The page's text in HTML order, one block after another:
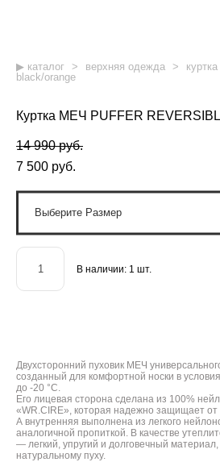
▶︎ каталог > верхняя одежда >
black/orange
Куртка МЕЧ PUFFER
14 990 pуб.
7 500 pуб.
Выберите Размер
В наличии: 1 шт.
Двухсторонний пуховик МЕЧ
созданный для комфортной носки в
до -20 °С.
Его лицевая сторона сделана из 100%
«WR.CIRE», которая надежно защищает от
А внутренняя выполнена из легкого
аналогичной пропиткой. В качестве
— легкий, упругий и долговечный
натуральному пуху.